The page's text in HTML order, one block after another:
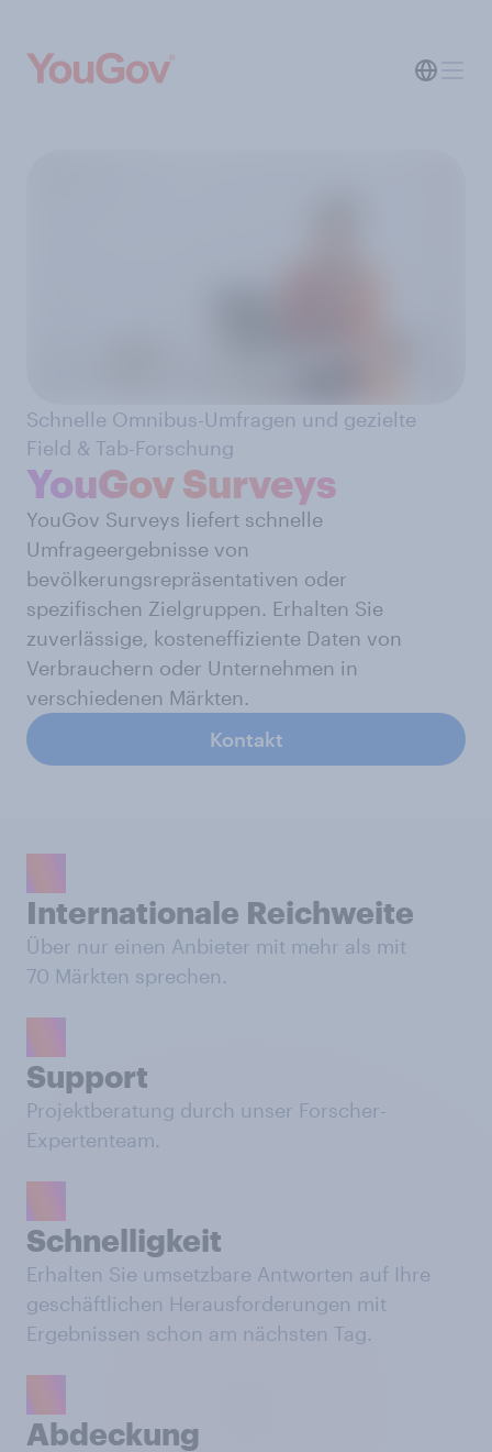
Schnelle Omnibus-Umfragen und gezielte
Field & Tab-Forschung
YouGov Surveys
YouGov Surveys liefert schnelle
Umfrageergebnisse von
bevölkerungsrepräsentativen oder
spezifischen Zielgruppen. Erhalten Sie
zuverlässige, kosteneffiziente Daten von
Verbrauchern oder Unternehmen in
verschiedenen Märkten.
Kontakt
Internationale Reichweite
Über nur einen Anbieter mit mehr als mit
70 Märkten sprechen.
Support
Projektberatung durch unser Forscher-
Expertenteam.
Schnelligkeit
Erhalten Sie umsetzbare Antworten auf Ihre
geschäftlichen Herausforderungen mit
Ergebnissen schon am nächsten Tag.
Abdeckung